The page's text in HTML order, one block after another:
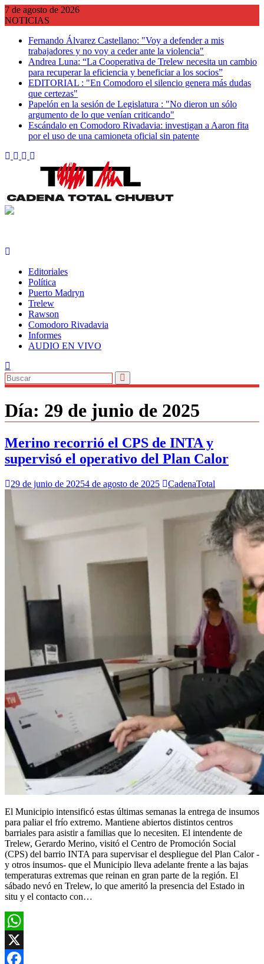
Saltar
al
7 de agosto de 2026
NOTICIAS
Fernando Álvarez Castellano: "Voy a defender a mis
trabajadores y no voy a ceder ante la violencia"
Andrea Luna: “La Cooperativa de Trelew necesita un cambio
para recuperar la eficiencia y beneficiar a los socios”
EDITORIAL : "En Comodoro el silencio genera más dudas
que certezas"
Papelón en la sesión de Legislatura : "No dieron un sólo
argumento de lo que venían criticando"
Escándalo en Comodoro Rivadavia: investigan a Aaron fita
por el uso de una camioneta oficial sin patente
Editoriales
Política
Puerto Madryn
Trelew
Rawson
Comodoro Rivadavia
Informes
AUDIO EN VIVO
Día: 29 de junio de 2025
Merino recorrió el CPS de INTA y
supervisó el operativo del Plan Calor
29 de junio de 20254 de agosto de 2025 CadenaTotal
El Municipio intensificó estas últimas semanas la entrega de insumos
para paliar el frío extremo. Mantiene abiertos distintos centros
barriales para asistir a familias que lo necesiten. El intendente de
Trelew, Gerardo Merino, visitó el Centro de Promoción Social
(CPS) del barrio INTA para supervisar el despliegue del Plan Calor -
y otros insumos- que el Municipio lleva adelante frente a las bajas
temperaturas extremas que reinan en gran parte de la región. El
sábado nevó en Trelew, lo que ameritó la presencia del Estado in
situ y el contacto con…
WhatsApp
X